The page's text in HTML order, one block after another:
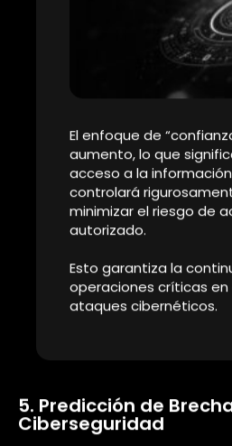
4. Protección de
Críticas:
La ciberseguridad tiene un
a tomar medidas para
críticas. Hace una semana, por
de Colombia sufrió un ataque